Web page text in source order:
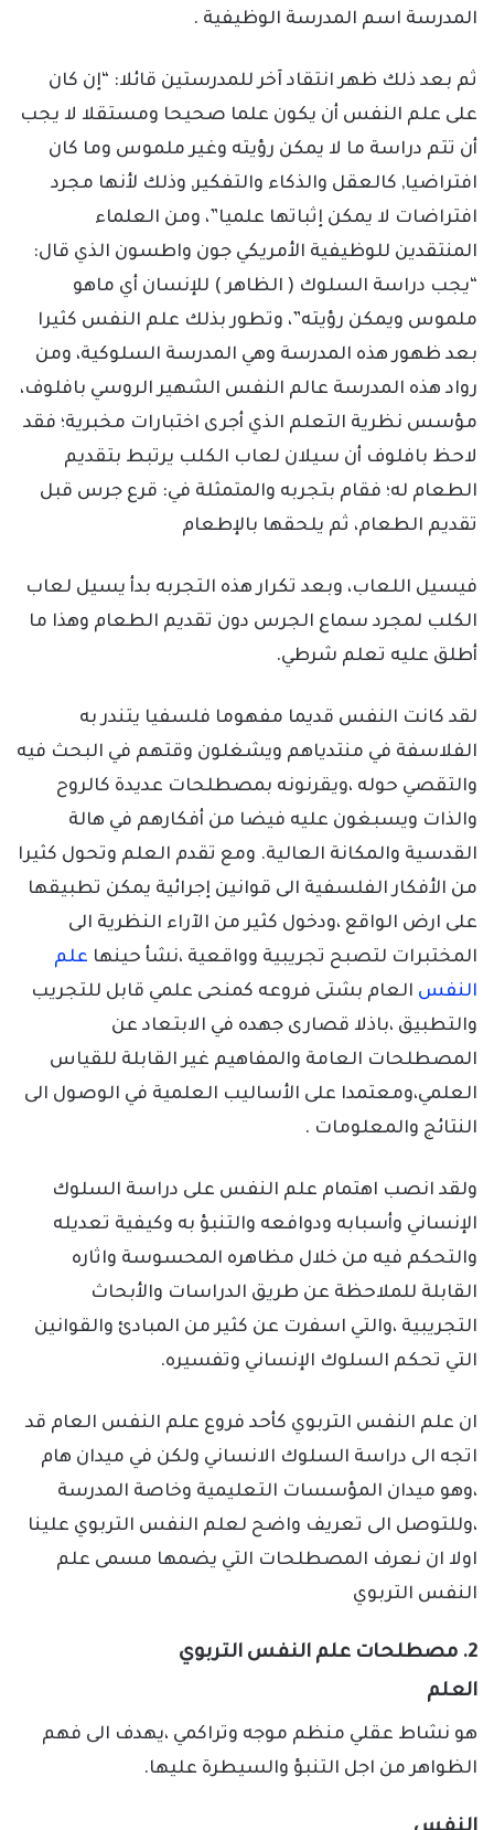
المدرسة اسم المدرسة الوظيفية .
ثم بعد ذلك ظهر انتقاد آخر للمدرستين قائلا: “إن كان
على علم النفس أن يكون علما صحيحا ومستقلا لا يجب
أن تتم دراسة ما لا يمكن رؤيته وغير ملموس وما كان
افتراضيا, كالعقل والذكاء والتفكير, وذلك لأنها مجرد
افتراضات لا يمكن إثباتها علميا”، ومن العلماء
المنتقدين للوظيفية الأمريكي جون واطسون الذي قال:
“يجب دراسة السلوك ( الظاهر ) للإنسان أي ماهو
ملموس ويمكن رؤيته”، وتطور بذلك علم النفس كثيرا
بعد ظهور هذه المدرسة وهي المدرسة السلوكية، ومن
رواد هذه المدرسة عالم النفس الشهير الروسي بافلوف،
مؤسس نظرية التعلم الذي أجرى اختبارات مخبرية؛ فقد
لاحظ بافلوف أن سيلان لعاب الكلب يرتبط بتقديم
الطعام له؛ فقام بتجربه والمتمثلة في: قرع جرس قبل
تقديم الطعام، ثم يلحقها بالإطعام
فيسيل اللعاب، وبعد تكرار هذه التجربه بدأ يسيل لعاب
الكلب لمجرد سماع الجرس دون تقديم الطعام وهذا ما
أطلق عليه تعلم شرطي.
لقد كانت النفس قديما مفهوما فلسفيا يتندر به
الفلاسفة في منتدياهم ويشغلون وقتهم في البحث فيه
والتقصي حوله ،ويقرنونه بمصطلحات عديدة كالروح
والذات ويسبغون عليه فيضا من أفكارهم في هالة
القدسية والمكانة العالية. ومع تقدم العلم وتحول كثيرا
من الأفكار الفلسفية الى قوانين إجرائية يمكن تطبيقها
على ارض الواقع ،ودخول كثير من الآراء النظرية الى
المختبرات لتصبح تجريبية وواقعية ،نشأ حينها علم
النفس العام بشتى فروعه كمنحى علمي قابل للتجريب
والتطبيق ،باذلا قصارى جهده في الابتعاد عن
المصطلحات العامة والمفاهيم غير القابلة للقياس
العلمي،ومعتمدا على الأساليب العلمية في الوصول الى
النتائج والمعلومات .
ولقد انصب اهتمام علم النفس على دراسة السلوك
الإنساني وأسبابه ودوافعه والتنبؤ به وكيفية تعديله
والتحكم فيه من خلال مظاهره المحسوسة واثاره
القابلة للملاحظة عن طريق الدراسات والأبحاث
التجريبية ،والتي اسفرت عن كثير من المبادئ والقوانين
التي تحكم السلوك الإنساني وتفسيره.
ان علم النفس التربوي كأحد فروع علم النفس العام قد
اتجه الى دراسة السلوك الانساني ولكن في ميدان هام
،وهو ميدان المؤسسات التعليمية وخاصة المدرسة
،وللتوصل الى تعريف واضح لعلم النفس التربوي علينا
اولا ان نعرف المصطلحات التي يضمها مسمى علم
النفس التربوي
2. مصطلحات علم النفس التربوي
العلم
هو نشاط عقلي منظم موجه وتراكمي ،يهدف الى فهم
الظواهر من اجل التنبؤ والسيطرة عليها.